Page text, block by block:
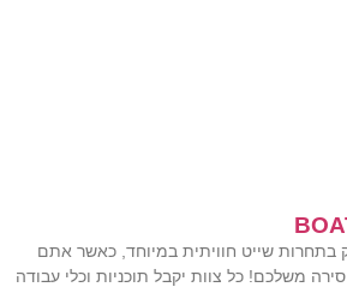
שייט חוויתית במיוחד, כאשר אתם
משלכם! כל צוות יקבל תוכניות וכלי עבודה